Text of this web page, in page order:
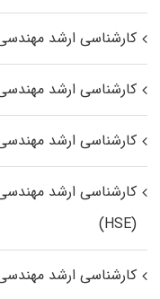
کارشناسی ارشد
کارشناسی ارشد
کارشناسی ارشد
کارشناسی ارشد
(HSE)
کارشناسی ارشد